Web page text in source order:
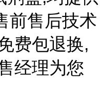
前售后技术
费包退换,
经理为您